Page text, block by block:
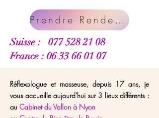
Prendre Rendez-vous
Suisse : 077 528 21 08
France : 06 33 66 01 07
Réflexologue et masseuse, depuis 17 ans, je
vous accueille aujourd'hui sur 3 lieux différents :
au Cabinet du Vallon à Nyon